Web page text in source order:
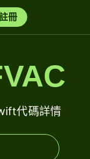
冊
代碼詳情